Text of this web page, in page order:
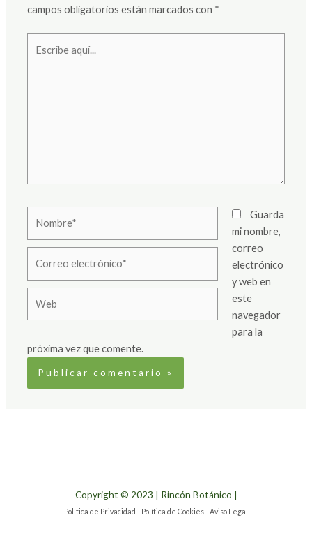
campos obligatorios están marcados con *
aquí...
electrónico*
Guarda
mi nombre,
correo
electrónico
y web en
este
navegador
para la
próxima vez que comente.
Copyright © 2023 | Rincón Botánico |
Política de Privacidad - Política de Cookies-Aviso Legal